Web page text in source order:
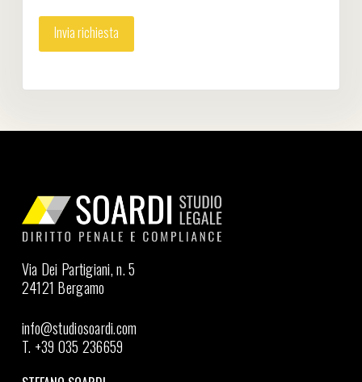
Via Dei Partigiani, n. 5
24121 Bergamo
info@studiosoardi.com
T. +39 035 236659